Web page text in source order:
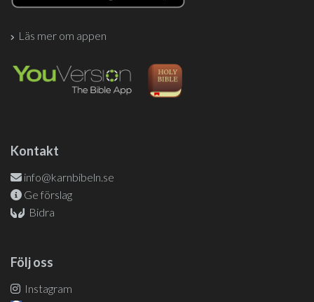
Läs mer om appen
Kontakt
info@karnbibeln.se
Ge förslag
Bidra
Följ oss
Instagram